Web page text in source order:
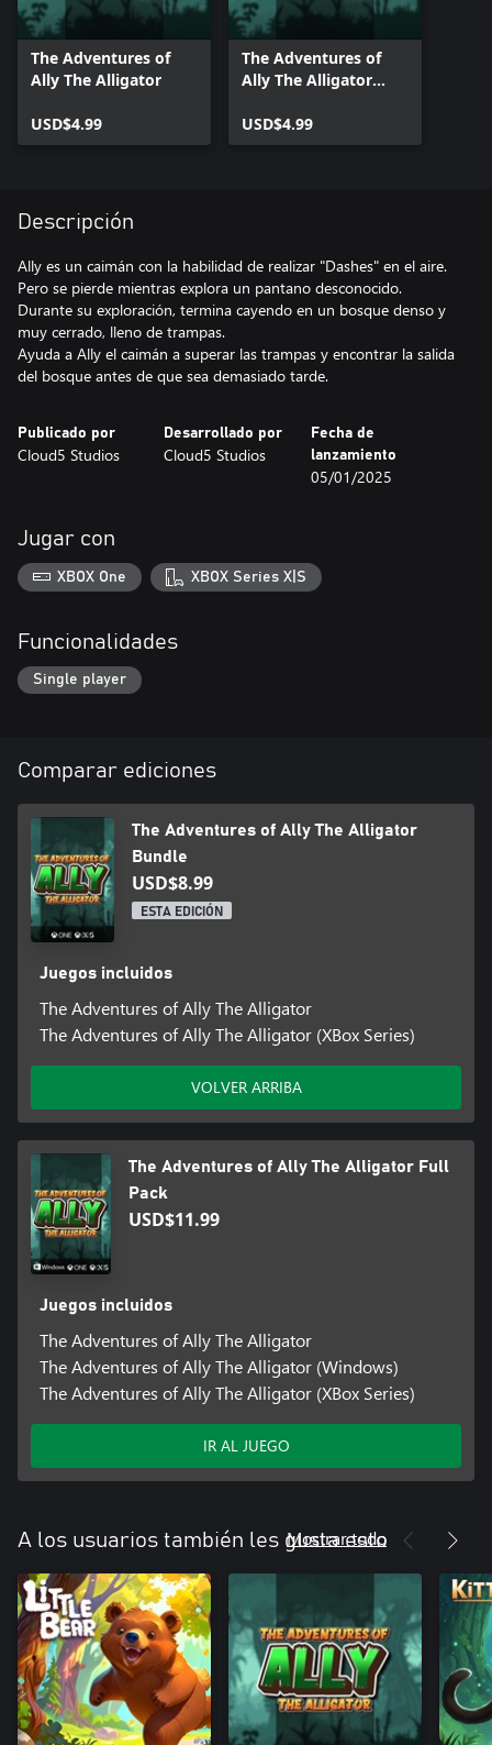
The Adventures of
Ally The Alligator
USD$4.99
The Adventures of
Ally The Alligator
USD$4.99
Descripción
Ally es un caimán con la habilidad de realizar "Dashes" en el aire.
Pero se pierde mientras explora un pantano desconocido.
Durante su exploración, termina cayendo en un bosque denso y
muy cerrado, lleno de trampas.
Ayuda a Ally el caimán a superar las trampas y encontrar la salida
del bosque antes de que sea demasiado tarde.
Publicado por
Cloud5 Studios
Desarrollado por
Cloud5 Studios
Fecha de
lanzamiento
05/01/2025
Jugar con
XBOX One XBOX Series X|S
Funcionalidades
Single player
Comparar ediciones
The Adventures of Ally The Alligator
Bundle
USD$8.99
ESTA EDICIÓN
Juegos incluidos
The Adventures of Ally The Alligator
The Adventures of Ally The Alligator (XBox Series)
VOLVER ARRIBA
The Adventures of Ally The Alligator Full
Pack
USD$11.99
Juegos incluidos
The Adventures of Ally The Alligator
The Adventures of Ally The Alligator (Windows)
The Adventures of Ally The Alligator (XBox Series)
IR AL JUEGO
A los usuarios también les gusta esto
Mostrar todo